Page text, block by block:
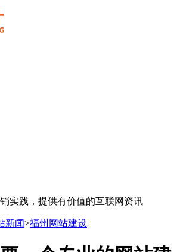
实践，提供有价值的互联网资讯
新闻>福州网站建设